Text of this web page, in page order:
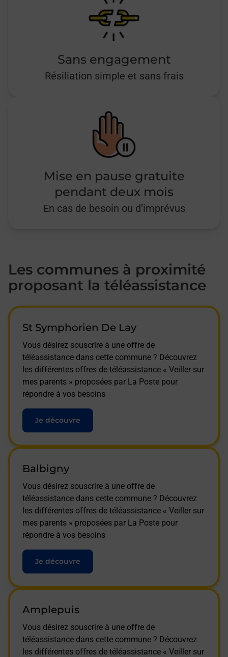
Sans engagement
Résiliation simple et sans frais
Mise en pause gratuite
pendant deux mois
En cas de besoin ou d’imprévus
Les communes à proximité
proposant la téléassistance
St Symphorien De Lay
Vous désirez souscrire à une offre de
téléassistance dans cette commune ? Découvrez
les différentes offres de téléassistance « Veiller sur
mes parents » proposées par La Poste pour
répondre à vos besoins
Je découvre
Balbigny
Vous désirez souscrire à une offre de
téléassistance dans cette commune ? Découvrez
les différentes offres de téléassistance « Veiller sur
mes parents » proposées par La Poste pour
répondre à vos besoins
Je découvre
Amplepuis
Vous désirez souscrire à une offre de
téléassistance dans cette commune ? Découvrez
les différentes offres de téléassistance « Veiller sur